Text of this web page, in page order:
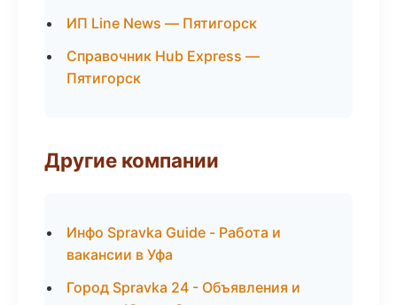
ИП Line News — Пятигорск
Справочник Hub Express —
Пятигорск
Другие компании
Инфо Spravka Guide - Работа и
вакансии в Уфа
Город Spravka 24 - Объявления и